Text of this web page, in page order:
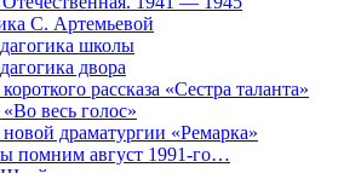
С. Артемьевой
школы
двора
рассказа «Сестра таланта»
весь голос»
драматургии «Ремарка»
помним август 1991-го…